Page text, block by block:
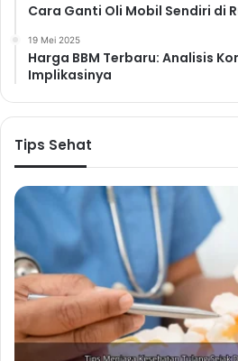
Cara Ganti Oli Mobil Sendiri di
19 Mei 2025
Harga BBM Terbaru: Analisis
Implikasinya
Tips Sehat